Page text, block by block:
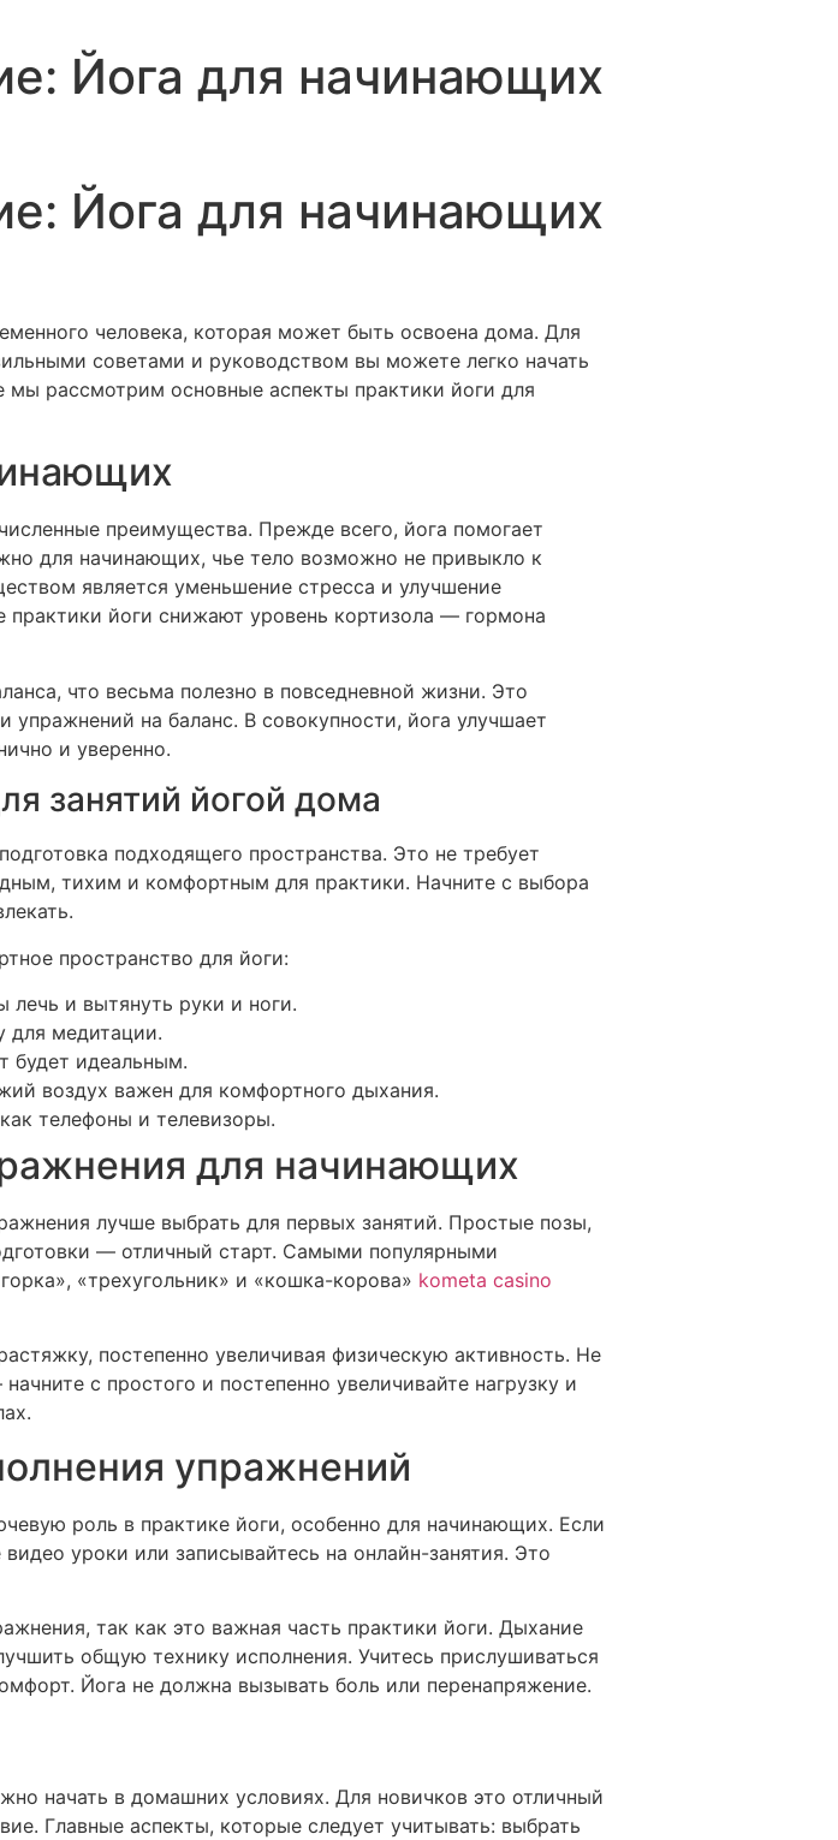
Йога для начинающих
Йога для начинающих
человека, которая может быть освоена дома. Для
советами и руководством вы можете легко начать
рассмотрим основные аспекты практики йоги для
преимущества. Прежде всего, йога помогает
для начинающих, чье тело возможно не привыкло к
является уменьшение стресса и улучшение
йоги снижают уровень кортизола — гормона
что весьма полезно в повседневной жизни. Это
упражнений на баланс. В совокупности, йога улучшает
и уверенно.
занятий йогой дома
подходящего пространства. Это не требует
тихим и комфортным для практики. Начните с выбора
пространство для йоги:
лечь и вытянуть руки и ноги.
для медитации.
будет идеальным.
воздух важен для комфортного дыхания.
телефоны и телевизоры.
для начинающих
лучше выбрать для первых занятий. Простые позы,
— отличный старт. Самыми популярными
«трехугольник» и «кошка-корова» kometa casino
постепенно увеличивая физическую активность. Не
с простого и постепенно увеличивайте нагрузку и
упражнений
роль в практике йоги, особенно для начинающих. Если
уроки или записывайтесь на онлайн-занятия. Это
так как это важная часть практики йоги. Дыхание
общую технику исполнения. Учитесь прислушиваться
Йога не должна вызывать боль или перенапряжение.
начать в домашних условиях. Для новичков это отличный
Главные аспекты, которые следует учитывать: выбрать